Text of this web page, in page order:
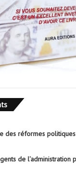
des réformes politiques
de l’administration